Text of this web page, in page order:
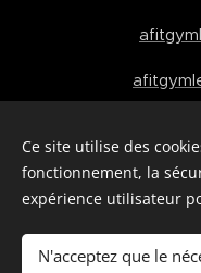
Ce site utilise des
fonctionnement, la
expérience utilisateur
N'acceptez que le